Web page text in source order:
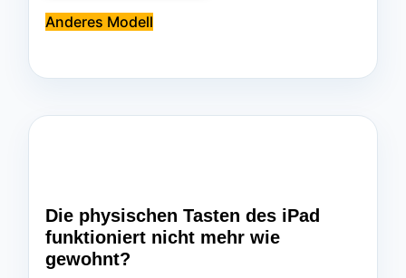
Anderes Modell
Die physischen Tasten des iPad
funktioniert nicht mehr wie
gewohnt?